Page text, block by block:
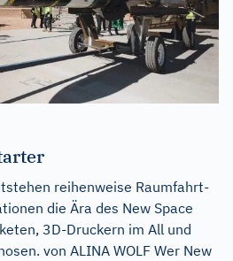
reihenweise Raumfahrt-
die Ära des New Space
3D-Druckern im All und
von ALINA WOLF Wer New